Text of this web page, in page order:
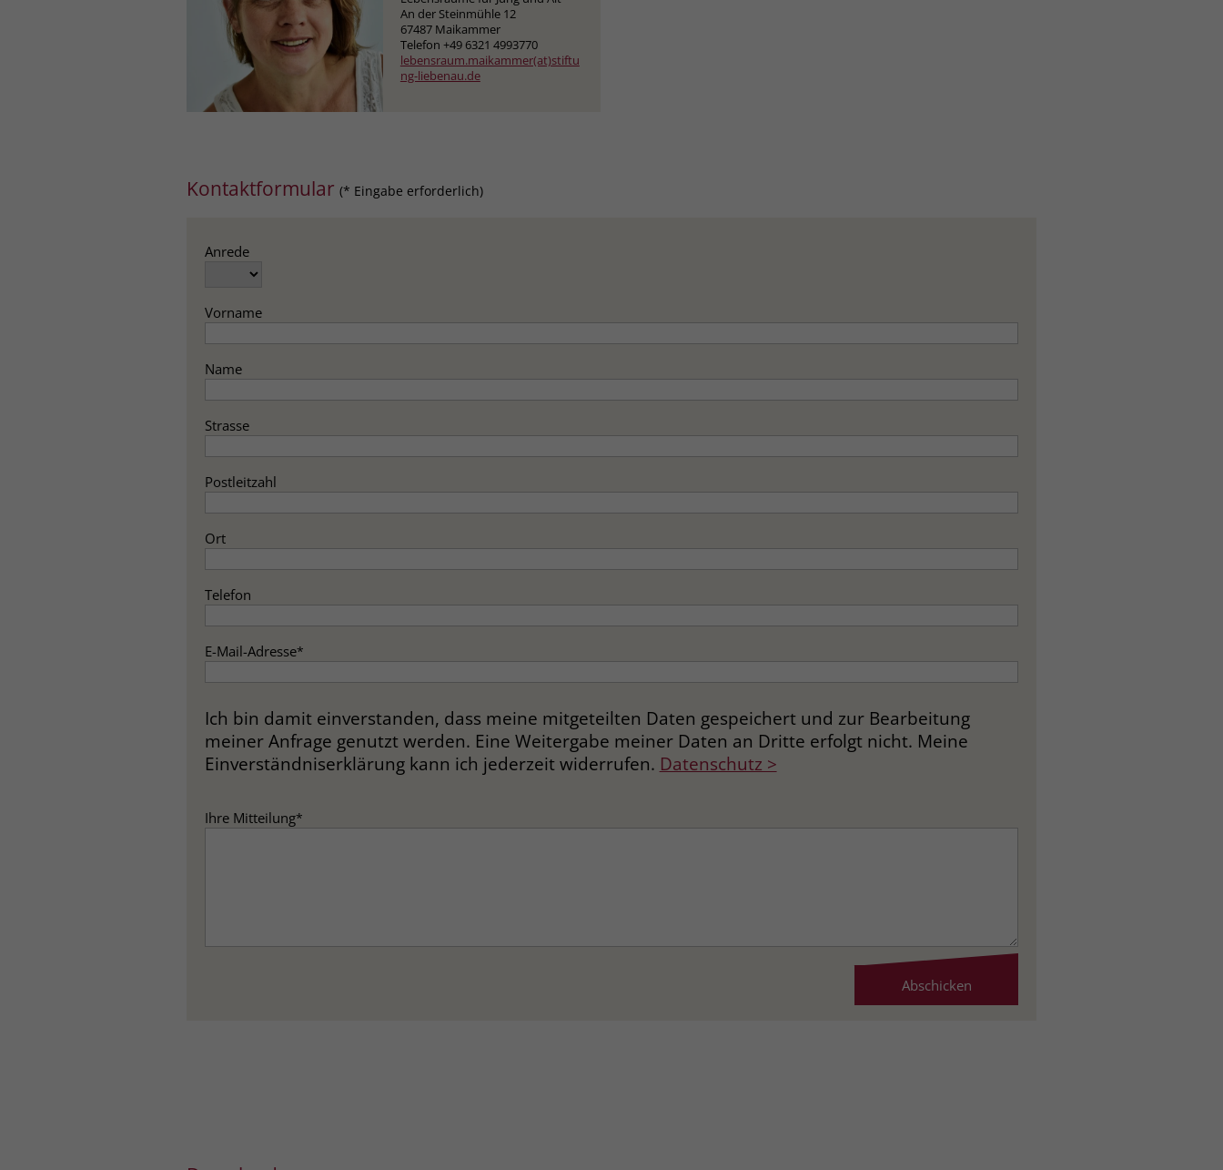
An der Steinmühle 12
67487 Maikammer
Telefon +49 6321 4993770
lebensraum.maikammer(at)stiftu
ng-liebenau.de
Kontaktformular (* Eingabe erforderlich)
Anrede
Vorname
Name
Strasse
Postleitzahl
Ort
Telefon
E-Mail-Adresse*
Ich bin damit einverstanden, dass meine mitgeteilten Daten gespeichert und zur Bearbeitung
meiner Anfrage genutzt werden. Eine Weitergabe meiner Daten an Dritte erfolgt nicht. Meine
Einverständniserklärung kann ich jederzeit widerrufen. Datenschutz >
Ihre Mitteilung*
Werbe- und Analysebemühungen von
Facebook zurückzuführen. Dieses Cookie ist
zurückzusenden.